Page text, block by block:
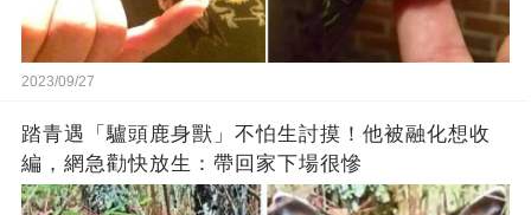
2023/09/27
踏青遇「驢頭鹿身獸」不怕生討摸！他被融化想收
編，網急勸快放生：帶回家下場很慘